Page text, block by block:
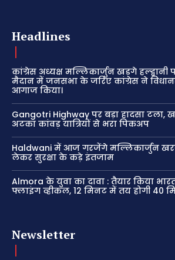
Headlines
कांग्रेस अध्यक्ष मल्लिकार्जुन खड़गे हल्द्वानी
मैदान में जनसभा के जरिए कांग्रेस ने
आगाज किया।
Gangotri Highway पर बड़ा हादसा टला,
अटका कांवड़ यात्रियों से भरा पिकअप
Haldwani में आज गरजेंगे मल्लिकार्जुन
लेकर सुरक्षा के कड़े इंतजाम
Almora के युवा का दावा : तैयार किया
फ्लाइंग व्हीकल, 12 मिनट में तय होगी 40
Newsletter